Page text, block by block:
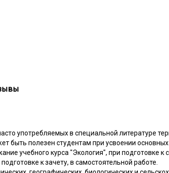
употребляемых в специальной литературе
быть полезен студентам при усвоении
учебного курса "Экология", при подготовке к
к зачету, в самостоятельной работе.